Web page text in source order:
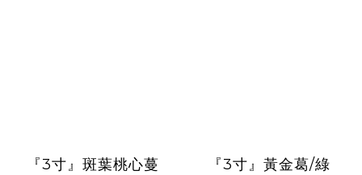
『3寸』斑葉桃心蔓
『3寸』黃金葛/綠